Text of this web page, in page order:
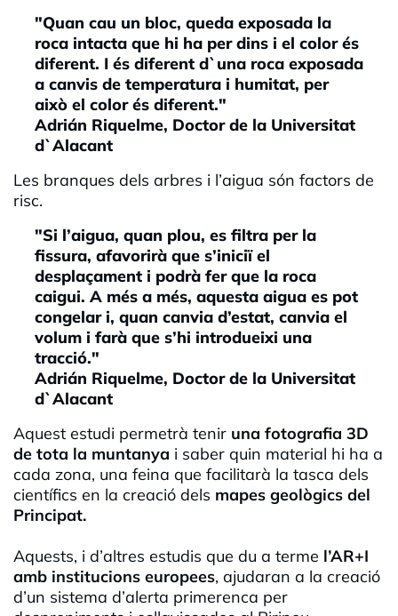
"Quan cau un bloc, queda exposada la
roca intacta que hi ha per dins i el color és
diferent. I és diferent d`una roca exposada
a canvis de temperatura i humitat, per
això el color és diferent."
Adrián Riquelme, Doctor de la Universitat
d`Alacant
Les branques dels arbres i l’aigua són factors de
risc.
"Si l’aigua, quan plou, es filtra per la
fissura, afavorirà que s’iniciï el
desplaçament i podrà fer que la roca
caigui. A més a més, aquesta aigua es pot
congelar i, quan canvia d’estat, canvia el
volum i farà que s’hi introdueixi una
tracció."
Adrián Riquelme, Doctor de la Universitat
d`Alacant
Aquest estudi permetrà tenir una fotografia 3D
de tota la muntanya i saber quin material hi ha a
cada zona, una feina que facilitarà la tasca dels
científics en la creació dels mapes geològics del
Principat.
Aquests, i d’altres estudis que du a terme l’AR+I
amb institucions europees, ajudaran a la creació
d’un sistema d’alerta primerenca per